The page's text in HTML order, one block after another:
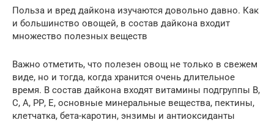
Польза и вред дайкона изучаются довольно давно. Как
и большинство овощей, в состав дайкона входит
множество полезных веществ
Важно отметить, что полезен овощ не только в свежем
виде, но и тогда, когда хранится очень длительное
время. В состав дайкона входят витамины подгруппы В,
С, А, РР, Е, основные минеральные вещества, пектины,
клетчатка, бета-каротин, энзимы и антиоксиданты